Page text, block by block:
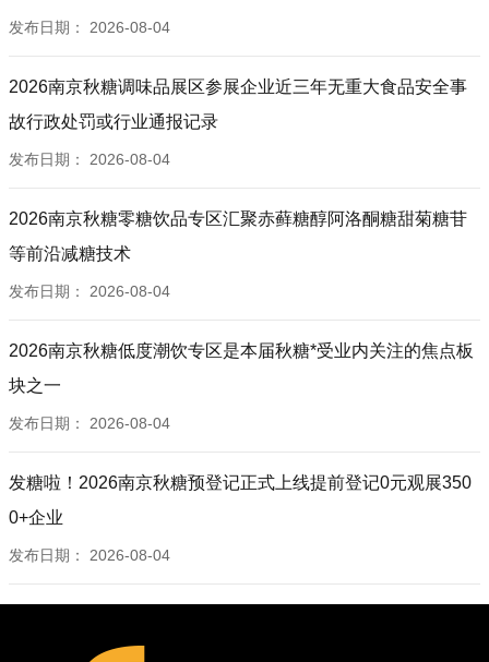
发布日期： 2026-08-04
2026南京秋糖调味品展区参展企业近三年无重大食品安全事
故行政处罚或行业通报记录
发布日期： 2026-08-04
2026南京秋糖零糖饮品专区汇聚赤藓糖醇阿洛酮糖甜菊糖苷
等前沿减糖技术
发布日期： 2026-08-04
2026南京秋糖低度潮饮专区是本届秋糖*受业内关注的焦点板
块之一
发布日期： 2026-08-04
发糖啦！2026南京秋糖预登记正式上线提前登记0元观展350
0+企业
发布日期： 2026-08-04